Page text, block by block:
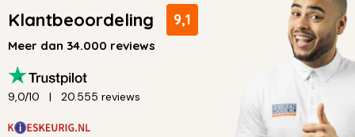
Klantbeoordeling 9,1
Meer dan 34.000 reviews
9,0/10 20.555 reviews